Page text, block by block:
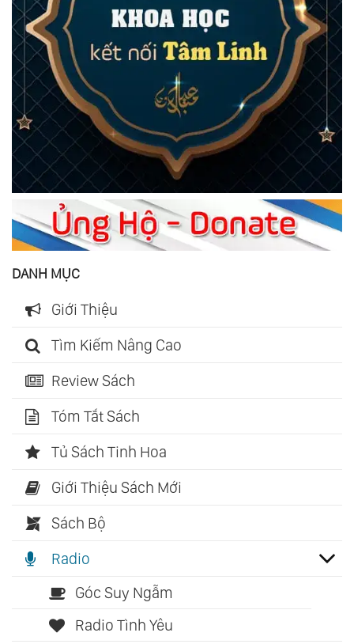
DANH MỤC
Giới Thiệu
Tìm Kiếm Nâng Cao
Review Sách
Tóm Tắt Sách
Tủ Sách Tinh Hoa
Giới Thiệu Sách Mới
Sách Bộ
Radio
Góc Suy Ngẫm
Radio Tình Yêu